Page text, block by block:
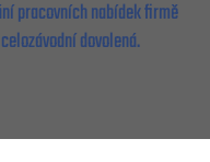
pracovních nabídek firmě
dovolená.